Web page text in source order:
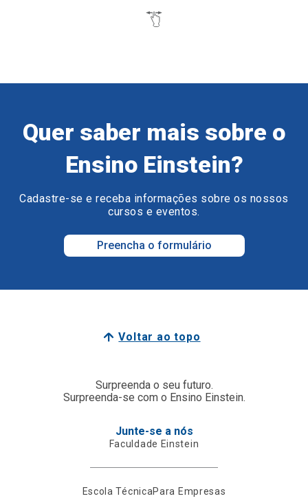
Quer saber mais sobre o
Ensino Einstein?
Cadastre-se e receba informações sobre os nossos
cursos e eventos.
Preencha o formulário
Voltar ao topo
Surpreenda o seu futuro.
Surpreenda-se com o Ensino Einstein.
Junte-se a nós
Faculdade Einstein
Escola TécnicaPara Empresas